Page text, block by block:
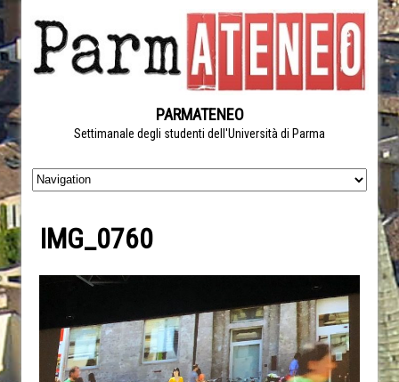
PARMATENEO
Settimanale degli studenti dell'Università di Parma
IMG_0760